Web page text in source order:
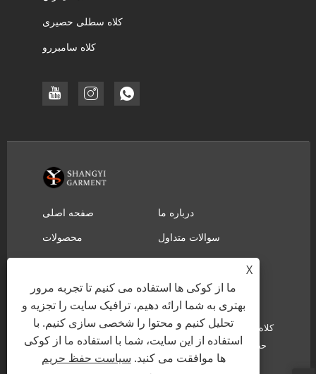
کلاه سطلی حصیری
کلاه سامبررو
صفحه اصلی
درباره ما
محصولات
سوالات متداول
دانلود
ارسال استعلام
تماس با ما
حق چاپ © 2022 YIWU SHANGYI GARMENT CO.,LTD - کلاه
حصیری نجات غریق، کلاه حصیری کابوی - کلیه حقوق محفوظ
است.
X
ما از کوکی ها استفاده می کنیم تا تجربه مرور
بهتری به شما ارائه دهیم، ترافیک سایت را تجزیه و
تحلیل کنیم و محتوا را شخصی سازی کنیم. با
استفاده از این سایت، شما با استفاده ما از کوکی
ها موافقت می کنید. سیاست حفظ حریم